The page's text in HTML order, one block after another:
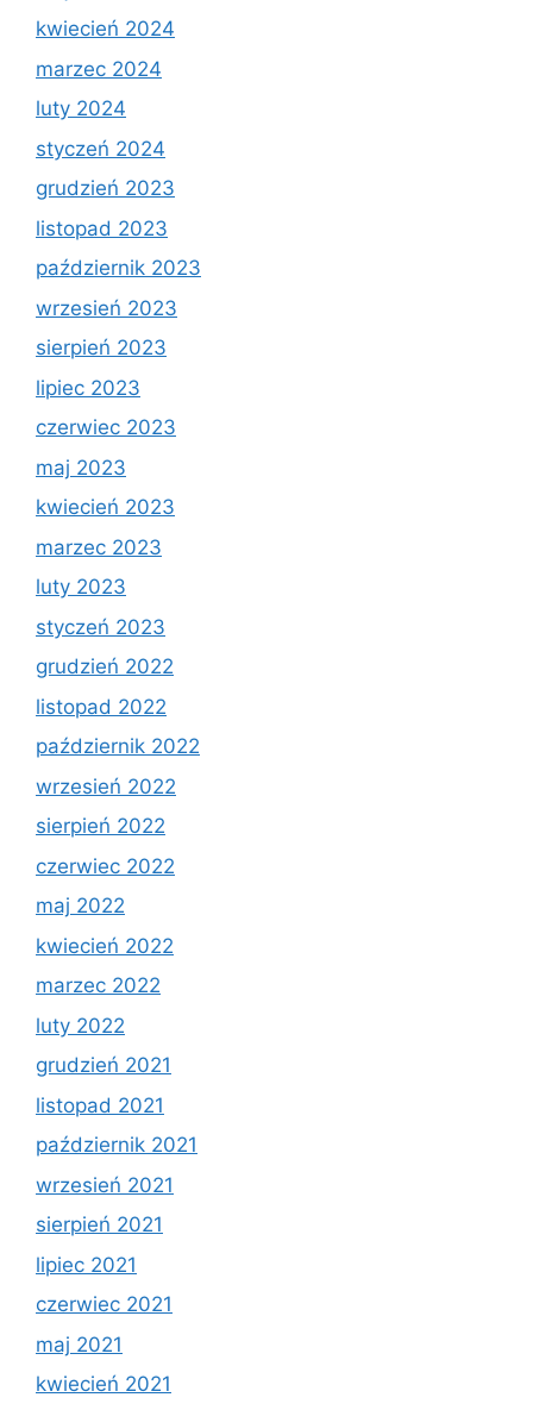
kwiecień 2024
marzec 2024
luty 2024
styczeń 2024
grudzień 2023
listopad 2023
październik 2023
wrzesień 2023
sierpień 2023
lipiec 2023
czerwiec 2023
maj 2023
kwiecień 2023
marzec 2023
luty 2023
styczeń 2023
grudzień 2022
listopad 2022
październik 2022
wrzesień 2022
sierpień 2022
czerwiec 2022
maj 2022
kwiecień 2022
marzec 2022
luty 2022
grudzień 2021
listopad 2021
październik 2021
wrzesień 2021
sierpień 2021
lipiec 2021
czerwiec 2021
maj 2021
kwiecień 2021